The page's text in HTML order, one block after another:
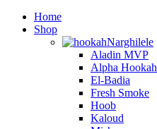
Home
Shop
Narghilele
Aladin MVP
Alpha Hookah
El-Badia
Fresh Smoke
Hoob
Kaloud